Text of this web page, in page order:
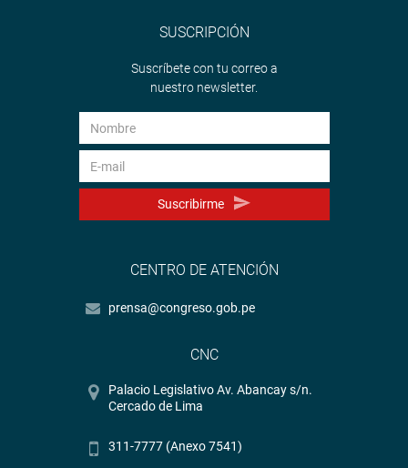
SUSCRIPCIÓN
Suscríbete con tu correo a
nuestro newsletter.
Suscribirme
CENTRO DE ATENCIÓN
prensa@congreso.gob.pe
CNC
Palacio Legislativo Av. Abancay s/n.
Cercado de Lima
311-7777 (Anexo 7541)